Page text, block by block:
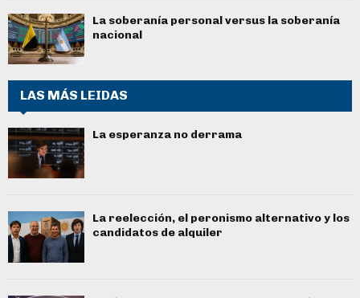
La soberanía personal versus la soberanía
nacional
LAS MÁS LEIDAS
La esperanza no derrama
La reelección, el peronismo alternativo y los
candidatos de alquiler